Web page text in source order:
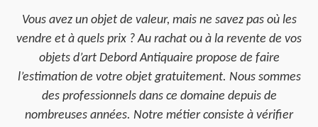
Vous avez un objet de valeur, mais ne savez pas où les
vendre et à quels prix ? Au rachat ou à la revente de vos
objets d’art Debord Antiquaire propose de faire
l’estimation de votre objet gratuitement. Nous sommes
des professionnels dans ce domaine depuis de
nombreuses années. Notre métier consiste à vérifier